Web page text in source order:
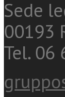
Sede
00193
Tel. 06